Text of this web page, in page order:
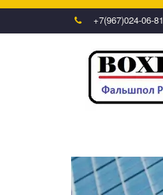
+7(967)024-06-81